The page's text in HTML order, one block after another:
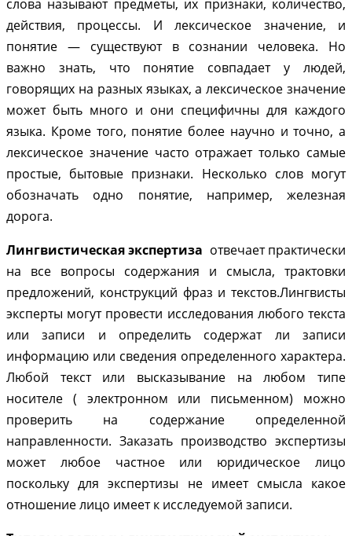
слова называют предметы, их признаки, количество,
действия, процессы. И лексическое значение, и
понятие — существуют в сознании человека. Но
важно знать, что понятие совпадает у людей,
говорящих на разных языках, а лексическое значение
может быть много и они специфичны для каждого
языка. Кроме того, понятие более научно и точно, а
лексическое значение часто отражает только самые
простые, бытовые признаки. Несколько слов могут
обозначать одно понятие, например, железная
дорога.
Лингвистическая экспертиза отвечает практически
на все вопросы содержания и смысла, трактовки
предложений, конструкций фраз и текстов.Лингвисты
эксперты могут провести исследования любого текста
или записи и определить содержат ли записи
информацию или сведения определенного характера.
Любой текст или высказывание на любом типе
носителе ( электронном или письменном) можно
проверить на содержание определенной
направленности. Заказать производство экспертизы
может любое частное или юридическое лицо
поскольку для экспертизы не имеет смысла какое
отношение лицо имеет к исследуемой записи.